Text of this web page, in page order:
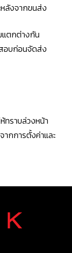
ลังจากขนส่ง
แตกต่างกัน
อบก่อนจัดส่ง
ทราบล่วงหน้า
กการตั้งค่าและ